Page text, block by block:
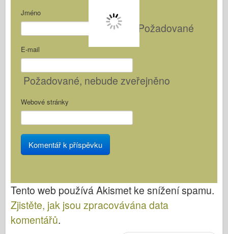
Jméno
Požadované
E-mail
Požadované, nebude zveřejněno
Webové stránky
Tento web používá Akismet ke snížení spamu.
Zjistěte, jak jsou zpracovávána data
komentářů.